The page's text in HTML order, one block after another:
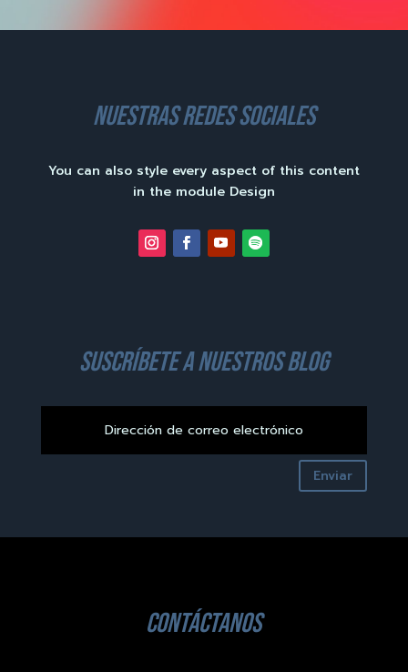
nuestras redes sociales
You can also style every aspect of this content
in the module Design
suscríbete a nuestros blog
Enviar
contáctanos